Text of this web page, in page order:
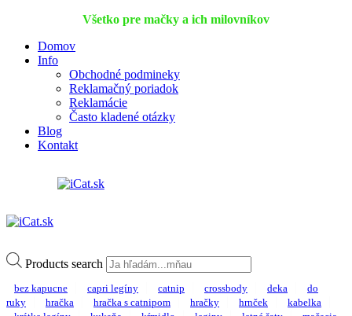
Všetko pre mačky a ich milovníkov
Domov
Info
Obchodné podmineky
Reklamačný poriadok
Reklamácie
Často kladené otázky
Blog
Kontakt
Products search
bez kapucne capri legíny catnip crossbody deka
do
ruky
hračka hračka s catnipom hračky hrnček
kabelka